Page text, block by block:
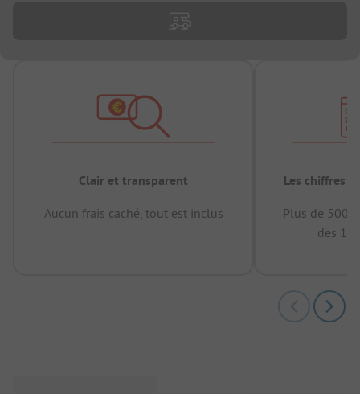
Clair et transparent
Aucun frais caché, tout est inclus
Les chiffres
Plus de
des 12